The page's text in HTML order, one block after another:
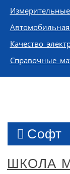
Качество
Справочные
Софт
ШКОЛА